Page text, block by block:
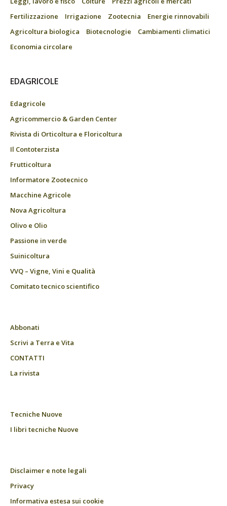
Fertilizzazione
Irrigazione Zootecnia
Energie rinnovabili
Agricoltura biologica
Biotecnologie
Cambiamenti climatici
Economia circolare
EDAGRICOLE
Edagricole
Agricommercio & Garden Center
Rivista di Orticoltura e Floricoltura
Il Contoterzista
Frutticoltura
Informatore Zootecnico
Macchine Agricole
Nova Agricoltura
Olivo e Olio
Passione in verde
Suinicoltura
VVQ – Vigne, Vini e Qualità
Comitato tecnico scientifico
Abbonati
Scrivi a Terra e Vita
CONTATTI
La rivista
Tecniche Nuove
I libri tecniche Nuove
Disclaimer e note legali
Privacy
Informativa estesa sui cookie